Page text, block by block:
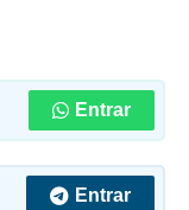
Entrar
Entrar